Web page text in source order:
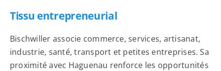
Tissu entrepreneurial
Bischwiller associe commerce, services, artisanat,
industrie, santé, transport et petites entreprises. Sa
proximité avec Haguenau renforce les opportunités